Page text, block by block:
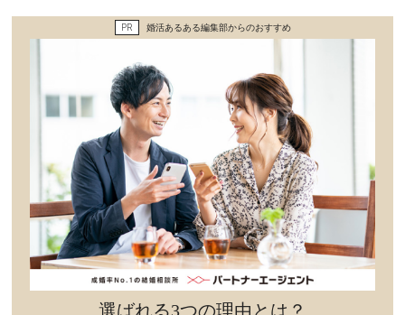
カルチャー・トレンド・芸能
驚き
PR 婚活あるある編集部からのおすすめ
選ばれる3つの理由とは？